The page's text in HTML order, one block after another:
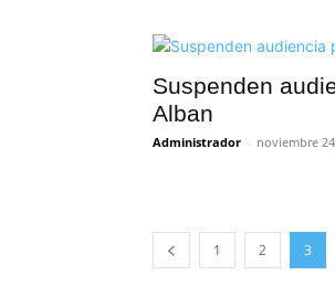
Suspenden
Alban
Administrador - noviembre
1 2 3